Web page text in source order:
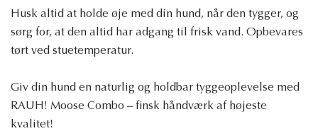
Husk altid at holde øje med din hund, når den tygger, og
sørg for, at den altid har adgang til frisk vand. Opbevares
tørt ved stuetemperatur.
Giv din hund en naturlig og holdbar tyggeoplevelse med
RAUH! Moose Combo – finsk håndværk af højeste
kvalitet!